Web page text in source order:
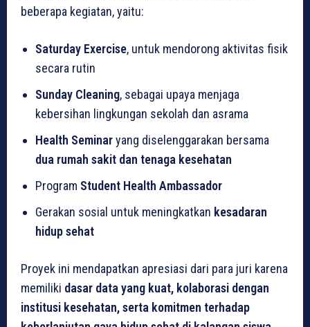
beberapa kegiatan, yaitu:
Saturday Exercise, untuk mendorong aktivitas fisik
secara rutin
Sunday Cleaning, sebagai upaya menjaga
kebersihan lingkungan sekolah dan asrama
Health Seminaryang diselenggarakan bersama
dua rumah sakit dan tenaga kesehatan
Program Student Health Ambassador
Gerakan sosial untuk meningkatkan kesadaran
hidup sehat
Proyek ini mendapatkan apresiasi dari para juri karena
memiliki dasar data yang kuat, kolaborasi dengan
institusi kesehatan, serta komitmen terhadap